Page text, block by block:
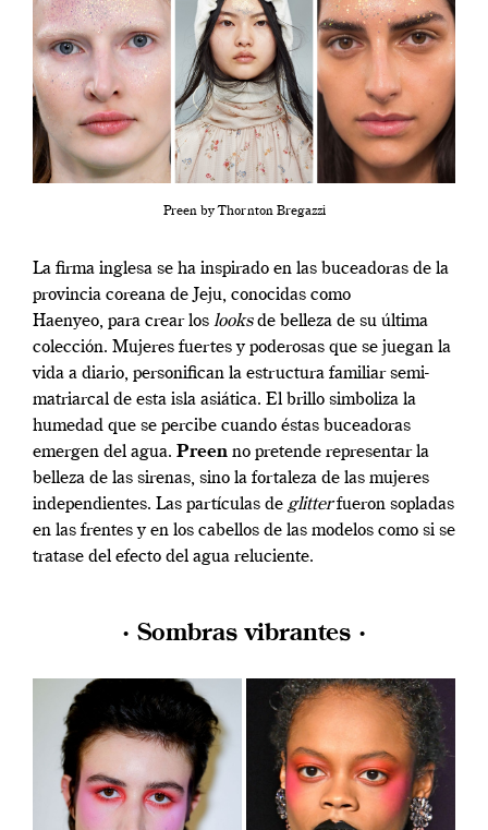
Preen by Thornton Bregazzi
La firma inglesa se ha inspirado en las buceadoras de la
provincia coreana de Jeju, conocidas como
Haenyeo, para crear los looksde belleza de su última
colección. Mujeres fuertes y poderosas que se juegan la
vida a diario, personifican la estructura familiar semi-
matriarcal de esta isla asiática. El brillo simboliza la
humedad que se percibe cuando éstas buceadoras
emergen del agua. Preen no pretende representar la
belleza de las sirenas, sino la fortaleza de las mujeres
independientes. Las partículas de glitterfueron sopladas
en las frentes y en los cabellos de las modelos como si se
tratase del efecto del agua reluciente.
· Sombras vibrantes ·